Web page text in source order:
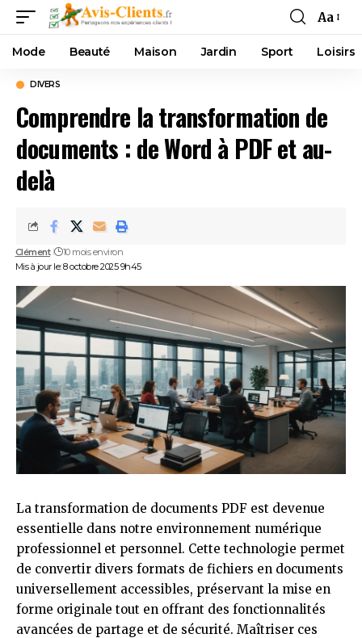
Aa
Mode Beauté Maison Jardin Sport Loisirs
DIVERS
Comprendre la transformation de
documents : de Word à PDF et au-
delà
Mis à jour le: 8 octobre 2025 9h45
Clément 10 mois environ
La transformation de documents PDF est devenue
essentielle dans notre environnement numérique
professionnel et personnel. Cette technologie permet
de convertir divers formats de fichiers en documents
universellement accessibles, préservant la mise en
forme originale tout en offrant des fonctionnalités
avancées de partage et de sécurité. Maîtriser ces